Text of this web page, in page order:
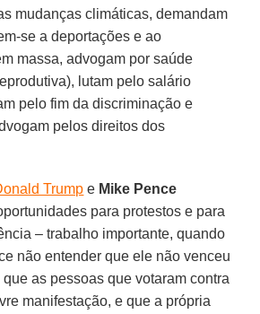
mudanças climáticas, demandam
se a deportações e ao
massa, advogam por saúde
lutam pelo salário
pelo fim da discriminação e
pelos direitos dos
Trump e Mike Pence
para protestos e para
– trabalho importante, quando
não entender que ele não venceu
as pessoas que votaram contra
manifestação, e que a própria